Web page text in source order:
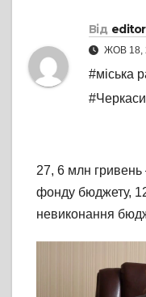
Від editor
ЖОВ 18,
#міська
#Черкаси
27, 6 млн гривень
фонду бюджету,
невиконання